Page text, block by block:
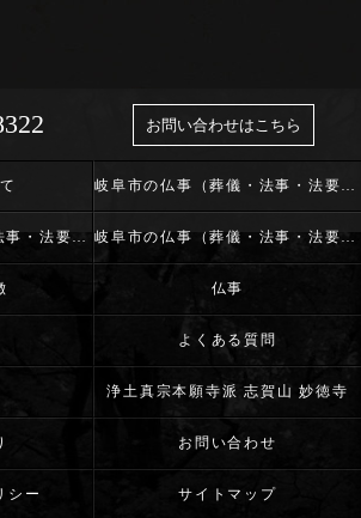
お問い合わせはこちら
岐阜市の仏事（葬儀・法事・法要）･浄土真宗本願寺派 志賀山 妙徳寺の口コミ情報
岐阜市の仏事（葬儀・法事・法要）･浄土真宗本願寺派 志賀山 妙徳寺の評判 岐阜市の仏事（葬儀・法事・法要）･浄土真宗本願寺派 志賀山 妙徳寺のお客様の声
仏事
よくある質問
浄土真宗本願寺派 志賀山 妙徳寺
お問い合わせ
シー サイトマップ